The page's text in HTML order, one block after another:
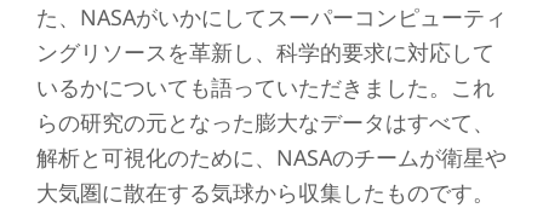
た、NASAがいかにしてスーパーコンピューティ
ングリソースを革新し、科学的要求に対応して
いるかについても語っていただきました。これ
らの研究の元となった膨大なデータはすべて、
解析と可視化のために、NASAのチームが衛星や
大気圏に散在する気球から収集したものです。